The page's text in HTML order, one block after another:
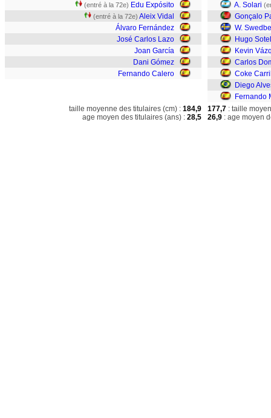
(entré à la 72e) Edu Expósito
(entré à la 72e) Aleix Vidal
Álvaro Fernández
José Carlos Lazo
Joan García
Dani Gómez
Fernando Calero
A. Solari
Gonçalo
W.
Hugo
Kevin
Carlos
Coke
Diego
Fernando
taille moyenne des titulaires (cm) : 184,9
age moyen des titulaires (ans) : 28,5
177,7 : taille
26,9 : age moyen